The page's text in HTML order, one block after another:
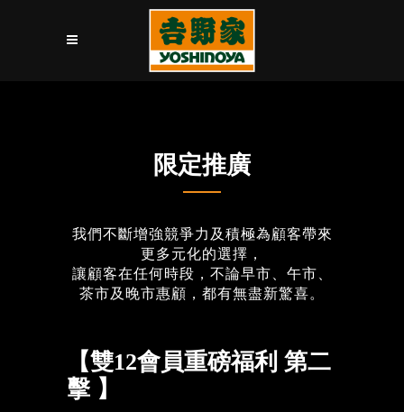
限定推廣
我們不斷增強競爭力及積極為顧客帶來
更多元化的選擇，
讓顧客在任何時段，不論早市、午市、
茶市及晚市惠顧，都有無盡新驚喜。
【雙12會員重磅福利 第二
擊 】